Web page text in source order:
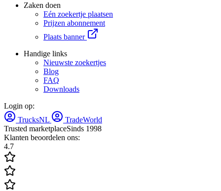
Zaken doen
Eén zoekertje plaatsen
Prijzen abonnement
Plaats banner
Handige links
Nieuwste zoekertjes
Blog
FAQ
Downloads
Login op:
TrucksNL
TradeWorld
Trusted marketplaceSinds 1998
Klanten beoordelen ons:
4.7